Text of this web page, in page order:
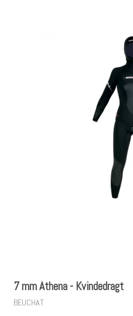
7 mm Athena - Kvindedragt
BEUCHAT